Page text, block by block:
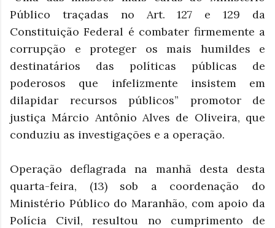
Público traçadas no Art. 127 e 129 da
Constituição Federal é combater firmemente a
corrupção e proteger os mais humildes e
destinatários das políticas públicas de
poderosos que infelizmente insistem em
dilapidar recursos públicos” promotor de
justiça Márcio Antônio Alves de Oliveira, que
conduziu as investigações e a operação.
Operação deflagrada na manhã desta desta
quarta-feira, (13) sob a coordenação do
Ministério Público do Maranhão, com apoio da
Polícia Civil, resultou no cumprimento de